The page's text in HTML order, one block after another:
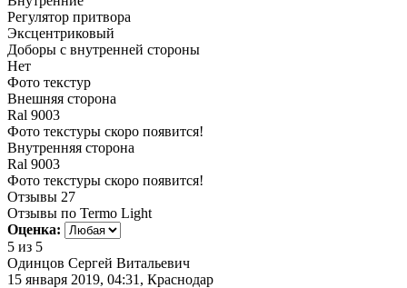
Регулятор притвора
Эксцентриковый
Доборы с внутренней стороны
Нет
Фото текстур
Внешняя сторона
Ral 9003
Фото текстуры скоро появится!
Внутренняя сторона
Ral 9003
Фото текстуры скоро появится!
Отзывы 27
Отзывы по Termo Light
Оценка:
5 из 5
Одинцов Сергей Витальевич
15 января 2019, 04:31, Краснодар